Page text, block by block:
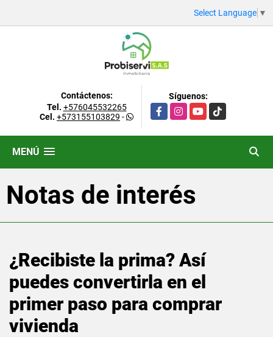
Select Language ▼
Contáctenos:
Tel. +576045532265
Cel. +573155103829 -
Síguenos:
FacebookInstagramYouTubeTikTok
MENÚ
Notas de interés
¿Recibiste la prima? Así
puedes convertirla en el
primer paso para comprar
vivienda